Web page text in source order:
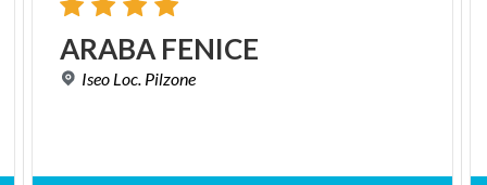
ARABA FENICE
Iseo Loc. Pilzone